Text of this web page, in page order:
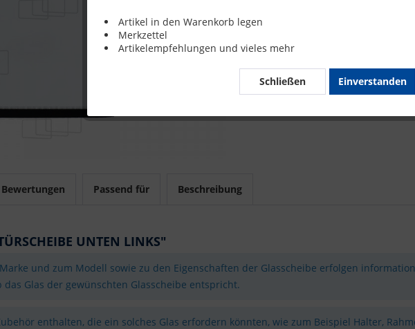
Passend für Beschreibung
UNTEN LINKS"
und zum Modell sowie zu den Eigenschaften der Glasscheibe erfolgen
Glas der gewünschten Glasscheibe entspricht.
enthalten, die ein solches Glas erfordern könnten, wie zum Beispiel Halter,
Artikel in den Warenkorb legen
Merkzettel
Artikelempfehlungen und vieles mehr
Einverstanden
Schließen